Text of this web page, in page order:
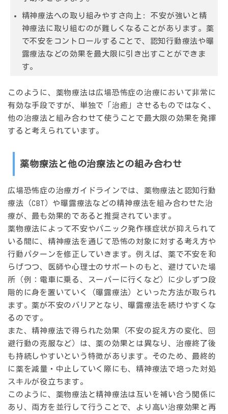
精神療法への取り組みやすさ向上:
不安が強いと精
神療法に取り組むのが難しくなることがあります。薬
で不安をコントロールすることで、認知行動療法や曝
露療法などの効果を最大限に引き出すことができま
す。
このように、薬物療法は広場恐怖症の治療において非常に
有効な手段ですが、単独で「治癒」させるものではなく、
他の治療法と組み合わせて使うことで最大限の効果を発揮
すると考えられています。
薬物療法と他の治療法との組み合わせ
広場恐怖症の治療ガイドラインでは、薬物療法と認知行動
療法（CBT）や曝露療法などの精神療法を組み合わせた治
療が、最も効果的であると推奨されています。
薬物療法によって不安やパニック発作様症状が抑えられて
いる間に、精神療法を通じて恐怖の対象に対する考え方や
行動パターンを修正していきます。例えば、薬で不安を和
らげつつ、医師や心理士のサポートのもと、避けていた場
所（例：電車に乗る、スーパーに行くなど）に少しずつ段
階的に身を置いていく（曝露療法）といった方法が取られ
ます。薬が不安のバリアとなり、曝露療法を続けやすくな
るのです。
また、精神療法で得られた効果（不安の捉え方の変化、回
避行動の克服など）は、薬の効果とは異なり、治療終了後
も持続しやすいという特徴があります。そのため、最終的
に薬を減量・中止していく際にも、精神療法で培った対処
スキルが役立ちます。
このように、薬物療法と精神療法は互いを補い合う関係に
あり、両方を並行して行うことで、より高い治療効果と再